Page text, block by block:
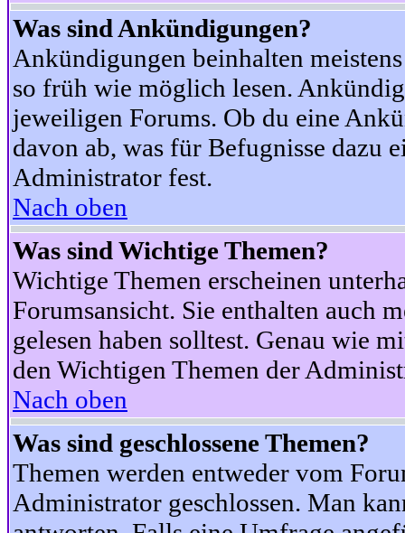
Was sind Ankündigungen?
Ankündigungen beinhalten
so früh wie möglich lesen.
jeweiligen Forums. Ob du eine
davon ab, was für Befugnisse dazu
Administrator fest.
Nach oben
Was sind Wichtige Themen?
Wichtige Themen erscheinen
Forumsansicht. Sie enthalten auch
gelesen haben solltest. Genau wie
den Wichtigen Themen der
Nach oben
Was sind geschlossene Themen?
Themen werden entweder vom
Administrator geschlossen. Man